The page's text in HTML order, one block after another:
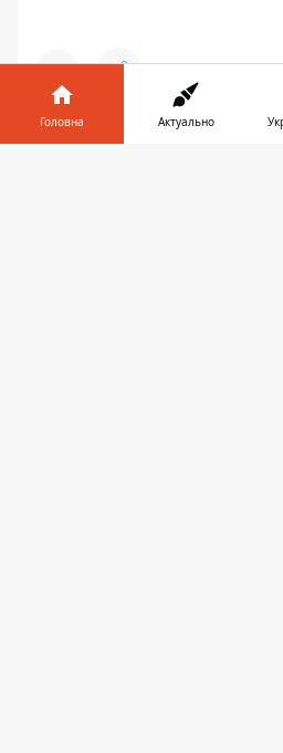
👍 🔥
Головна Актуально